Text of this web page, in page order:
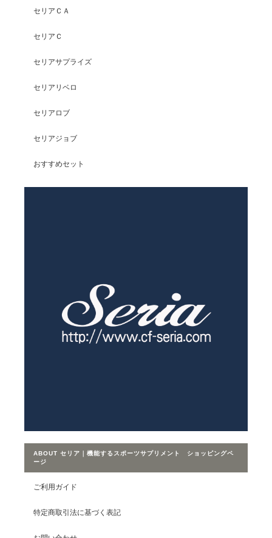
セリアＣＡ
セリアＣ
セリアサプライズ
セリアリベロ
セリアロブ
セリアジョブ
おすすめセット
ABOUT セリア｜機能するスポーツサプリメント ショッピングペ
ージ
ご利用ガイド
特定商取引法に基づく表記